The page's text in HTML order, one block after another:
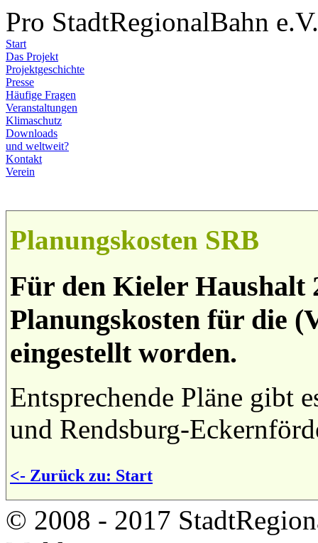
Pro StadtRegionalBahn e.V.
Start
Das Projekt
Projektgeschichte
Presse
Häufige Fragen
Veranstaltungen
Klimaschutz
Downloads
und weltweit?
Kontakt
Verein
Planungskosten SRB
Für den Kieler Haushalt
Planungskosten für die
eingestellt worden.
Entsprechende Pläne gibt
und Rendsburg-
<- Zurück zu: Start
© 2008 - 2017